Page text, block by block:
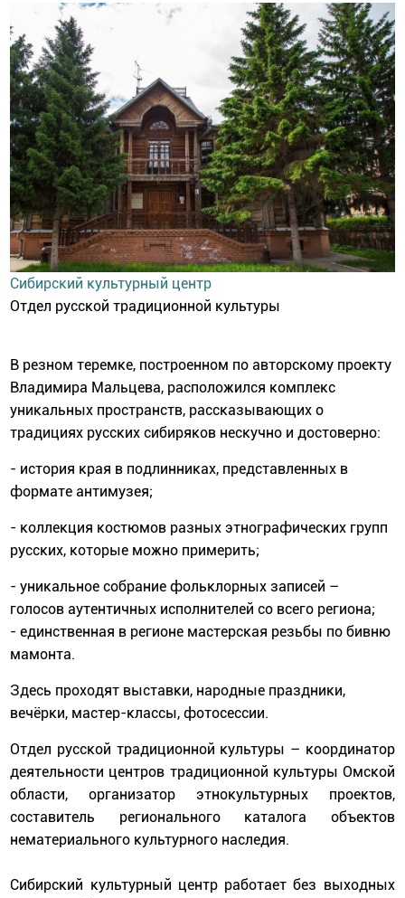
Сибирский культурный центр
Отдел русской традиционной культуры
В резном теремке, построенном по авторскому проекту
Владимира Мальцева, расположился комплекс
уникальных пространств, рассказывающих о
традициях русских сибиряков нескучно и достоверно:
- история края в подлинниках, представленных в
формате антимузея;
- коллекция костюмов разных этнографических групп
русских, которые можно примерить;
- уникальное собрание фольклорных записей –
голосов аутентичных исполнителей со всего региона;
- единственная в регионе мастерская резьбы по бивню
мамонта.
Здесь проходят выставки, народные праздники,
вечёрки, мастер-классы, фотосессии.
Отдел русской традиционной культуры – координатор
деятельности центров традиционной культуры Омской
области, организатор этнокультурных проектов,
составитель регионального каталога объектов
нематериального культурного наследия.
Сибирский культурный центр работает без выходных